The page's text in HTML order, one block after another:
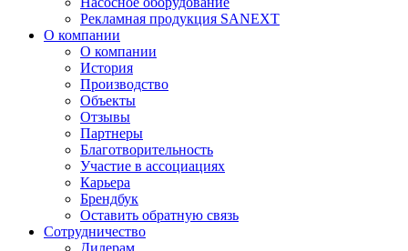
Рекламная продукция SANEXT
О компании
О компании
История
Производство
Объекты
Отзывы
Партнеры
Благотворительность
Участие в ассоциациях
Карьера
Брендбук
Оставить обратную связь
Сотрудничество
Дилерам